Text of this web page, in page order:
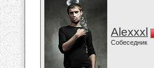
Alexxxl
Собеседник